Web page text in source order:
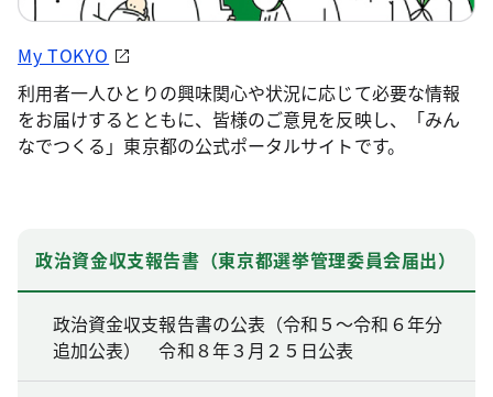
My TOKYO
利用者一人ひとりの興味関心や状況に応じて必要な情報
をお届けするとともに、皆様のご意見を反映し、「みん
なでつくる」東京都の公式ポータルサイトです。
政治資金収支報告書（東京都選挙管理委員会届出）
政治資金収支報告書の公表（令和５～令和６年分
追加公表） 令和８年３月２５日公表